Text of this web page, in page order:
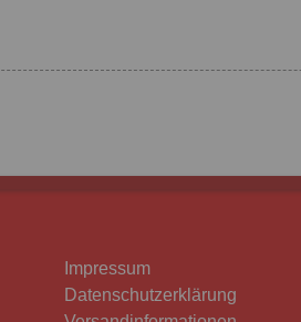
Impressum
Datenschutzerklärung